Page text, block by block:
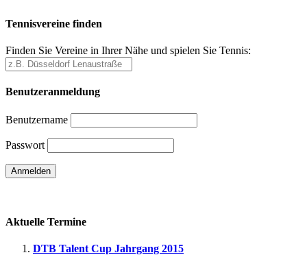
Tennisvereine finden
Finden Sie Vereine in Ihrer Nähe und spielen Sie Tennis:
Benutzeranmeldung
Benutzername
Passwort
Aktuelle Termine
DTB Talent Cup Jahrgang 2015